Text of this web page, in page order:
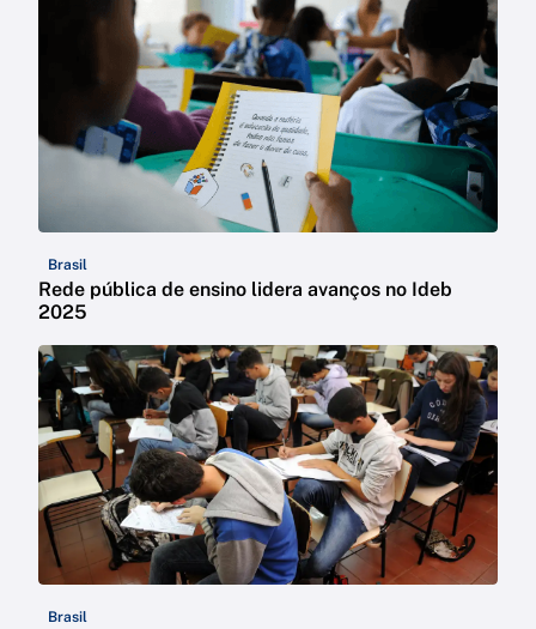
Brasil
Rede pública de ensino lidera avanços no Ideb
2025
Brasil